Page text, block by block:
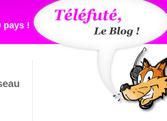
pays !